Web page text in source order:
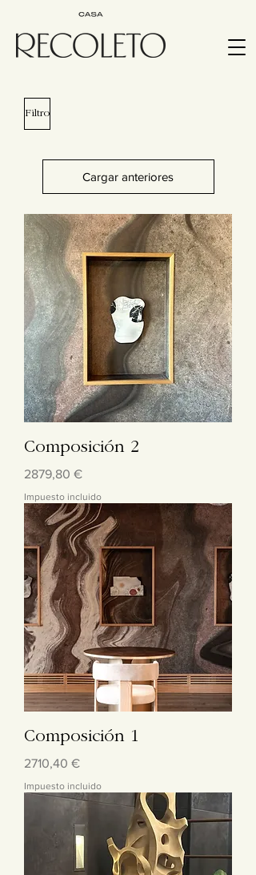
Filtro
Cargar anteriores
Composición 2
Precio
2879,80 €
Impuesto incluido
Composición 1
Precio
2710,40 €
Impuesto incluido